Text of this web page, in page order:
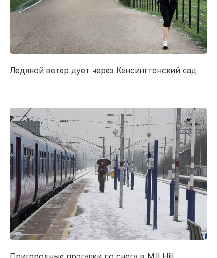
Ледяной ветер дует через Кенсингтонский сад
Пригородные прогулки по снегу в Mill Hill